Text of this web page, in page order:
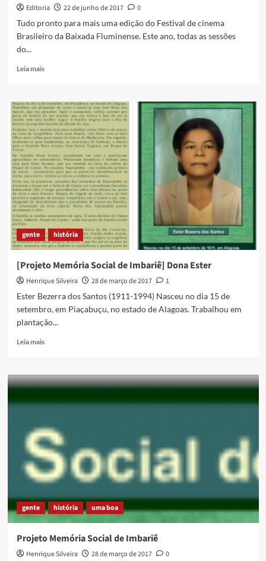
Editoria 22 de junho de 2017
0
Tudo pronto para mais uma edição do Festival de cinema
Brasileiro da Baixada Fluminense. Este ano, todas as sessões
do...
Leia maisRead
Começa
nessa
sexta-
feira
o
Ver
Cine
2017,
em
Imbariê
gente história
[Projeto Memória Social de Imbariê] Dona Ester
Henrique Silveira 28 de março de 2017
1
Ester Bezerra dos Santos (1911-1994) Nasceu no dia 15 de
setembro, em Piaçabuçu, no estado de Alagoas. Trabalhou em
plantação...
Leia maisRead
[Projeto
Memória
de
Dona
Ester
gente história uma boa
Projeto Memória Social de Imbariê
Henrique Silveira 28 de março de 2017 0